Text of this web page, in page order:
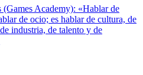
(Games Academy): «Hablar de
de ocio; es hablar de cultura, de
industria, de talento y de